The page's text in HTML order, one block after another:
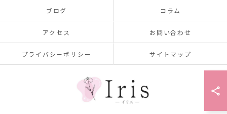
ブログ コラム
アクセス お問い合わせ
プライバシーポリシー サイトマップ